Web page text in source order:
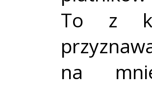
To z
na